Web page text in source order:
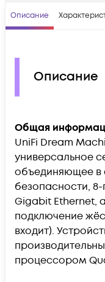
Описание
Описание
Общая
UniFi Dream
универсальное
объединяющее в
безопасности,
Gigabit Ethernet,
подключение
входит).
процессором